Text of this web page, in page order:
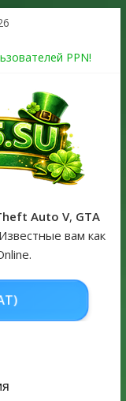
PPN!
уже 14 июля
ошибка #1.500.7:
проблем в 2026
по программе
Grand Theft
Auto V, GTA
вам как
КУПИТЬ GTA 5